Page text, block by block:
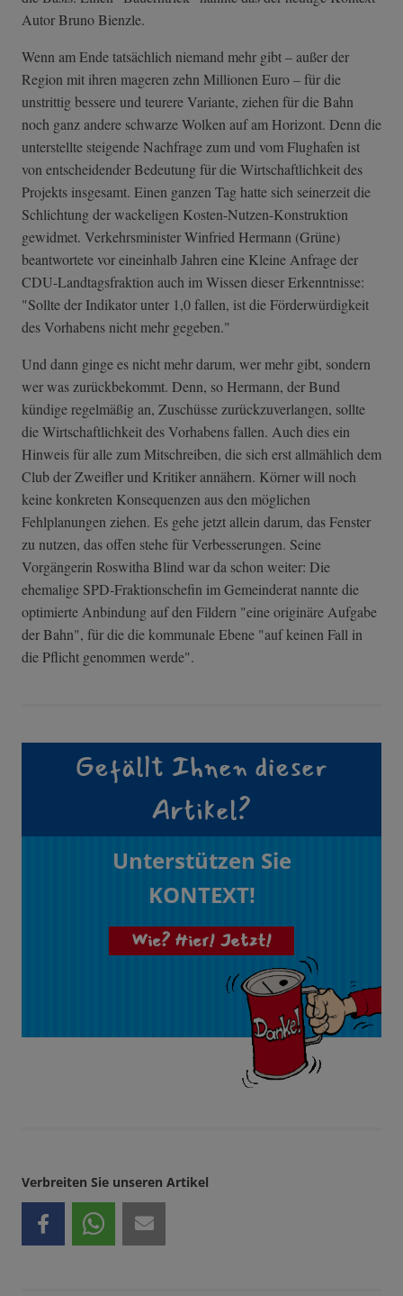
Autor Bruno Bienzle.
Wenn am Ende tatsächlich niemand mehr gibt – außer der
Region mit ihren mageren zehn Millionen Euro – für die
unstrittig bessere und teurere Variante, ziehen für die Bahn
noch ganz andere schwarze Wolken auf am Horizont. Denn die
unterstellte steigende Nachfrage zum und vom Flughafen ist
von entscheidender Bedeutung für die Wirtschaftlichkeit des
Projekts insgesamt. Einen ganzen Tag hatte sich seinerzeit die
Schlichtung der wackeligen Kosten-Nutzen-Konstruktion
gewidmet. Verkehrsminister Winfried Hermann (Grüne)
beantwortete vor eineinhalb Jahren eine Kleine Anfrage der
CDU-Landtagsfraktion auch im Wissen dieser Erkenntnisse:
"Sollte der Indikator unter 1,0 fallen, ist die Förderwürdigkeit
des Vorhabens nicht mehr gegeben."
Und dann ginge es nicht mehr darum, wer mehr gibt, sondern
wer was zurückbekommt. Denn, so Hermann, der Bund
kündige regelmäßig an, Zuschüsse zurückzuverlangen, sollte
die Wirtschaftlichkeit des Vorhabens fallen. Auch dies ein
Hinweis für alle zum Mitschreiben, die sich erst allmählich dem
Club der Zweifler und Kritiker annähern. Körner will noch
keine konkreten Konsequenzen aus den möglichen
Fehlplanungen ziehen. Es gehe jetzt allein darum, das Fenster
zu nutzen, das offen stehe für Verbesserungen. Seine
Vorgängerin Roswitha Blind war da schon weiter: Die
ehemalige SPD-Fraktionschefin im Gemeinderat nannte die
optimierte Anbindung auf den Fildern "eine originäre Aufgabe
der Bahn", für die die kommunale Ebene "auf keinen Fall in
die Pflicht genommen werde".
Gefällt Ihnen dieser
Artikel?
Unterstützen Sie
KONTEXT!
Wie? Hier! Jetzt!
Verbreiten Sie unseren Artikel